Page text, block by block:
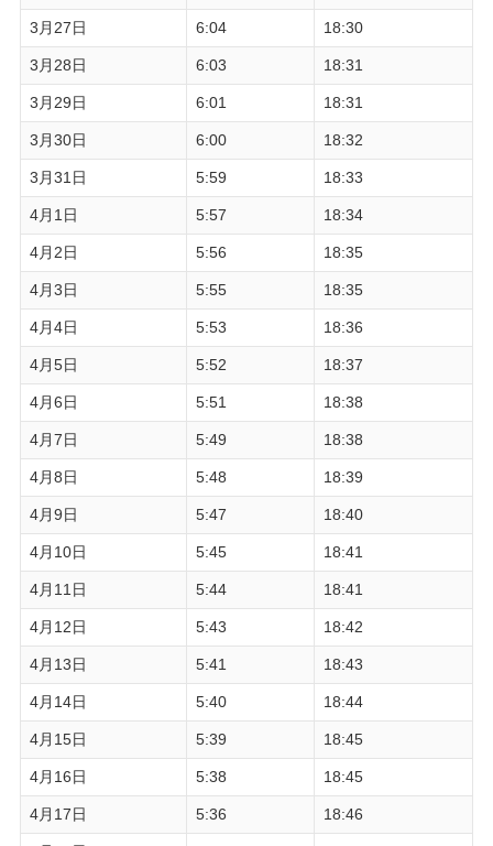
3月27日 6:04 18:30
3月28日 6:03 18:31
3月29日 6:01 18:31
3月30日 6:00 18:32
3月31日 5:59 18:33
4月1日 5:57 18:34
4月2日 5:56 18:35
4月3日 5:55 18:35
4月4日 5:53 18:36
4月5日 5:52 18:37
4月6日 5:51 18:38
4月7日 5:49 18:38
4月8日 5:48 18:39
4月9日 5:47 18:40
4月10日 5:45 18:41
4月11日 5:44 18:41
4月12日 5:43 18:42
4月13日 5:41 18:43
4月14日 5:40 18:44
4月15日 5:39 18:45
4月16日 5:38 18:45
4月17日 5:36 18:46